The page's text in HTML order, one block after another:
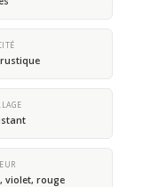
violet, rouge